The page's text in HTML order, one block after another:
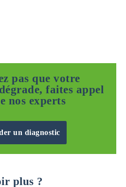
pas que votre
faites appel
nos experts
un diagnostic
plus ?